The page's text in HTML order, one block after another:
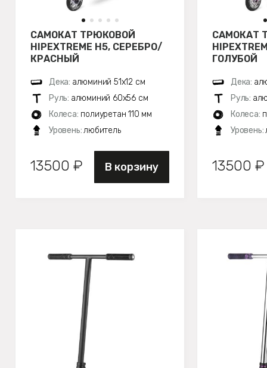
САМОКАТ ТРЮКОВОЙ
HIPEXTREME H5, СЕРЕБРО/
КРАСНЫЙ
Дека: алюминий 51х12 см
Руль: алюминий 60x56 см
Колеса: полиуретан 110 мм
Уровень:любитель
13500 ₽ В корзину
САМОКАТ
ГОЛУБОЙ
Дека:
Руль:
Колеса:
Уровень:
13500 ₽